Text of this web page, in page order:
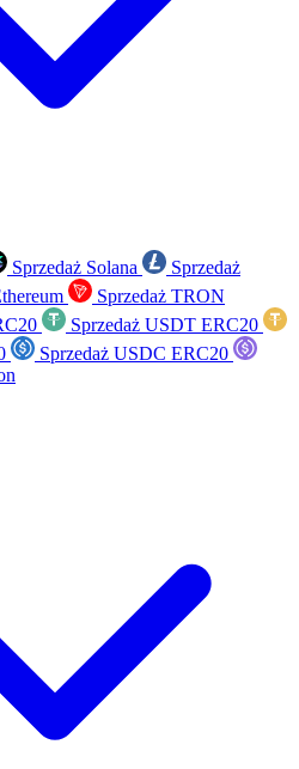
Sprzedaż Solana
Sprzedaż
Sprzedaż TRON
Sprzedaż USDT ERC20
Sprzedaż USDC ERC20